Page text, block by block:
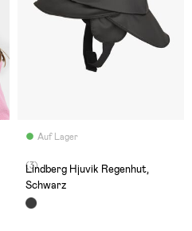
Auf Lager
(3)
Lindberg Hjuvik Regenhut,
Schwarz